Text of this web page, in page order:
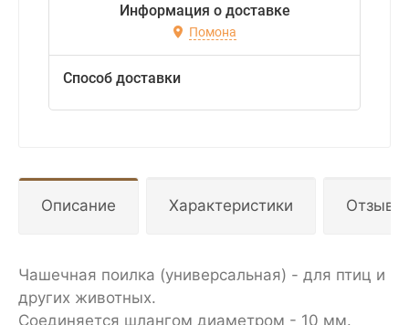
Информация о доставке
Помона
Способ доставки
Описание Характеристики Отзывы
Чашечная поилка (универсальная) - для птиц и
других животных.
Соединяется шлангом диаметром - 10 мм.